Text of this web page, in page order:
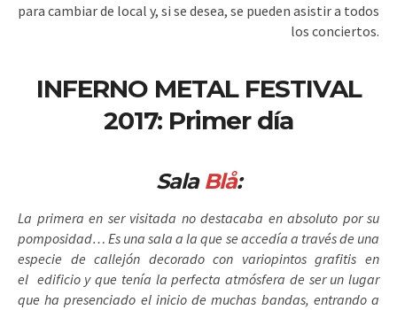
para cambiar de local y, si se desea, se pueden asistir a todos
los conciertos.
INFERNO METAL FESTIVAL
2017: Primer día
Sala Blå:
La primera en ser visitada no destacaba en absoluto por su
pomposidad… Es una sala a la que se accedía a través de una
especie de callejón decorado con variopintos grafitis en
el edificio y que tenía la perfecta atmósfera de ser un lugar
que ha presenciado el inicio de muchas bandas, entrando a